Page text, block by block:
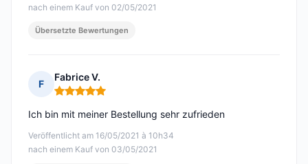
nach einem Kauf von 02/05/2021
Übersetzte Bewertungen
F
Fabrice V.
Hinweis: 5 von 5
Veröffentlicht am 16/05/2021 à 10h34
nach einem Kauf von 03/05/2021
Ich bin mit meiner Bestellung sehr zufrieden